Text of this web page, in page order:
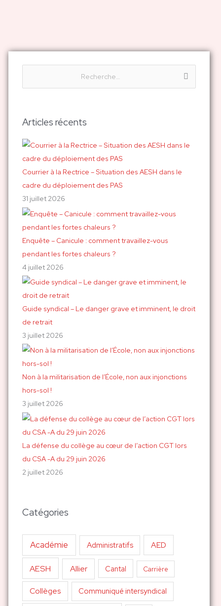
e
h
r
c
h
e
r
:
Articles récents
Courrier à la Rectrice – Situation des AESH dans le
cadre du déploiement des PAS
31 juillet 2026
Enquête – Canicule : comment travaillez-vous
pendant les fortes chaleurs ?
4 juillet 2026
Guide syndical – Le danger grave et imminent, le droit
de retrait
3 juillet 2026
Non à la militarisation de l’École, non aux injonctions
hors-sol !
3 juillet 2026
La défense du collège au cœur de l’action CGT lors
du CSA -A du 29 juin 2026
2 juillet 2026
Catégories
Académie Administratifs AED
AESH Allier Cantal Carrière
Collèges Communiqué intersyndical